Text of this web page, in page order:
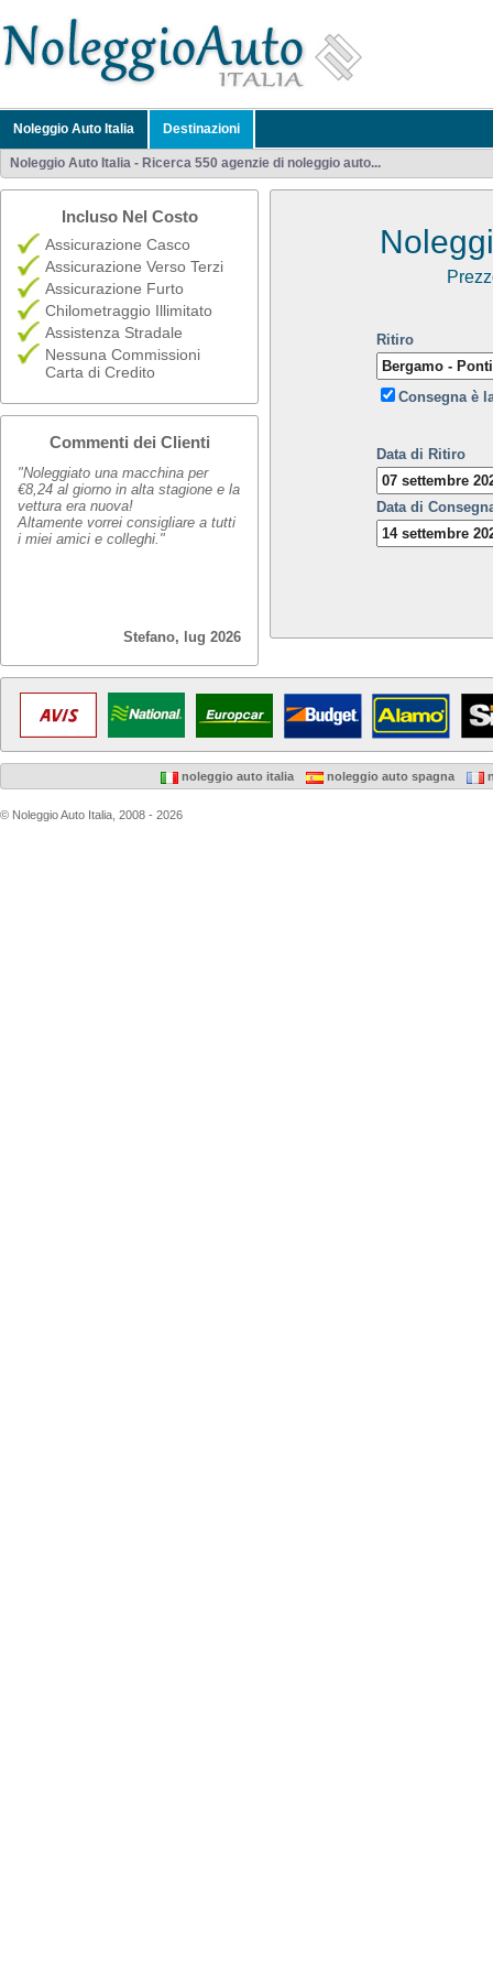
Noleggio Auto Italia Destinazioni
Noleggio Auto Italia - Ricerca 550 agenzie di noleggio auto...
Incluso Nel Costo
Assicurazione Casco
Assicurazione Verso Terzi
Assicurazione Furto
Chilometraggio Illimitato
Assistenza Stradale
Nessuna Commissioni
Carta di Credito
Commenti dei Clienti
"Noleggiato una macchina per
€8,24 al giorno in alta stagione e la
vettura era nuova!
Altamente vorrei consigliare a tutti
i miei amici e colleghi."
Stefano, lug 2026
Ritiro
Consegna è
Data di Ritiro
Data di
noleggio auto italia noleggio auto spagna
© Noleggio Auto Italia, 2008 - 2026